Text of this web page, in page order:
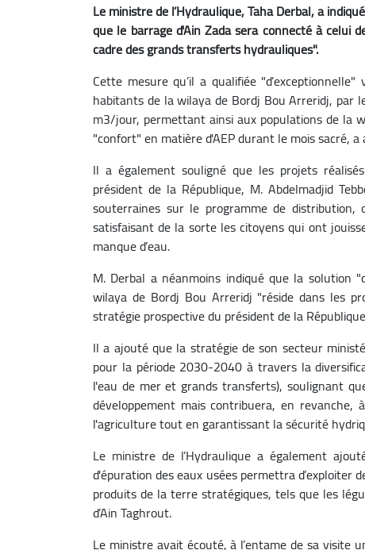
Le ministre de l’Hydraulique, Taha Derbal, a
que le barrage d'Ain Zada sera connecté à celui
cadre des grands transferts hydrauliques".
Cette mesure qu’il a qualifiée
habitants de la wilaya de Bordj Bou Arreridj, par
m3/jour, permettant ainsi aux populations de la
"confort" en matière d'AEP durant le mois sacré,
Il a également souligné que les projets
président de la République, M. Abdelmadjid
souterraines sur le programme de distribution,
satisfaisant de la sorte les citoyens qui ont
manque d’eau.
M. Derbal a néanmoins indiqué que la solution
wilaya de Bordj Bou Arreridj "réside dans les
stratégie prospective du président de la
Il a ajouté que la stratégie de son secteur
pour la période 2030-2040 à travers la
l'eau de mer et grands transferts), soulignant
développement mais contribuera, en
l'agriculture tout en garantissant la sécurité
Le ministre de l’Hydraulique a également
d'épuration des eaux usées permettra d’exploiter
produits de la terre stratégiques, tels que les
d’Ain Taghrout.
Le ministre avait écouté, à l’entame de sa visite